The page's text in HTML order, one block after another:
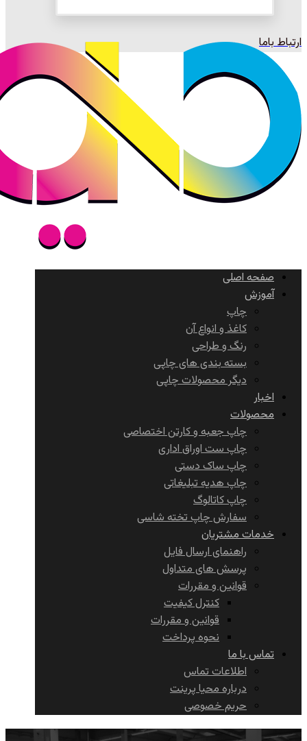
ارتباط باما
صفحه اصلی
آموزش
چاپ
کاغذ و انواع آن
رنگ و طراحی
بسته بندی های چاپی
دیگر محصولات چاپی
اخبار
محصولات
چاپ جعبه و کارتن اختصاصی
چاپ ست اوراق اداری
چاپ ساک دستی
چاپ هدیه تبلیغاتی
چاپ کاتالوگ
سفارش چاپ تخته شاسی
خدمات مشتریان
راهنمای ارسال فایل
پرسش های متداول
قوانین و مقررات
کنترل کیفیت
قوانین و مقررات
نحوه پرداخت
تماس با ما
اطلاعات تماس
درباره محیا پرینت
حریم خصوصی